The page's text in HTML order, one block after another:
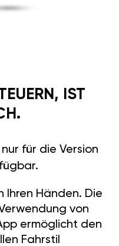
IST
nur für die Version
Ihren Händen. Die
von
ermöglicht den
Fahrstil